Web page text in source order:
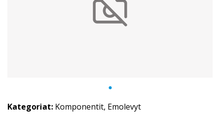
Kategoriat: Komponentit, Emolevyt